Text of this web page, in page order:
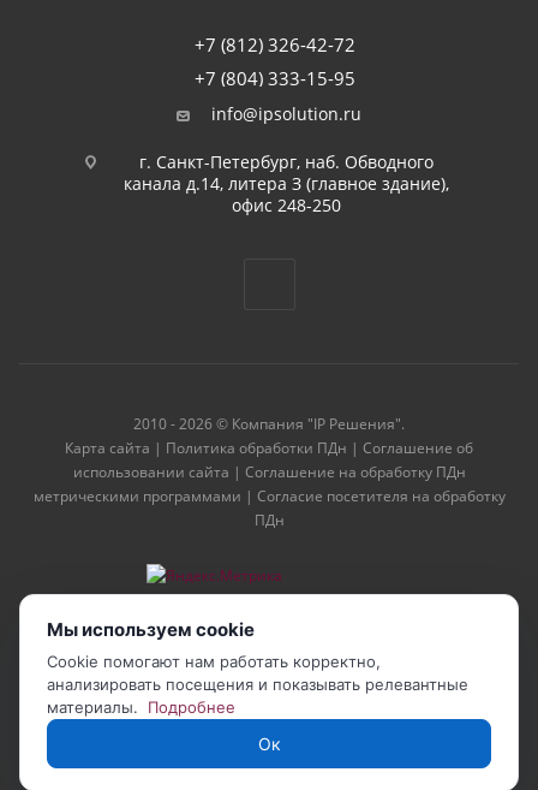
+7 (812) 326-42-72
+7 (804) 333-15-95
info@ipsolution.ru
г. Санкт-Петербург, наб. Обводного
канала д.14, литера З (главное здание),
офис 248-250
2010 - 2026 © Компания "IP Решения".
Карта сайта | Политика обработки ПДн | Соглашение об
использовании сайта | Соглашение на обработку ПДн
метрическими программами | Согласие посетителя на обработку
ПДн
Мы используем cookie
Cookie помогают нам работать корректно,
анализировать посещения и показывать релевантные
материалы.
Подробнее
Ок